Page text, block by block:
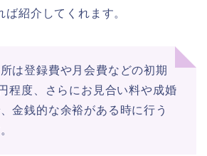
紹介してくれます。
は登録費や月会費などの初期
程度、さらにお見合い料や成婚
金銭的な余裕がある時に行う